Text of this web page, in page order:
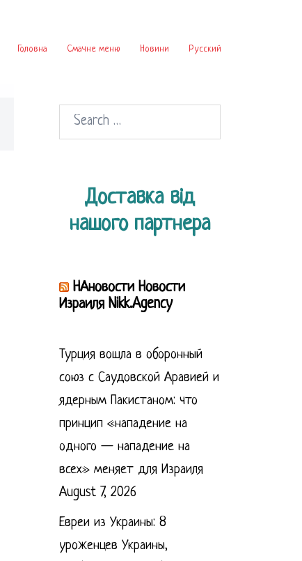
Головна Смачне меню Новини Русский
Search
for:
Доставка від
нашого партнера
НАновости Новости
Израиля Nikk.Agency
Турция вошла в оборонный
союз с Саудовской Аравией и
ядерным Пакистаном: что
принцип «нападение на
одного — нападение на
всех» меняет для Израиля
August 7, 2026
Евреи из Украины: 8
уроженцев Украины,